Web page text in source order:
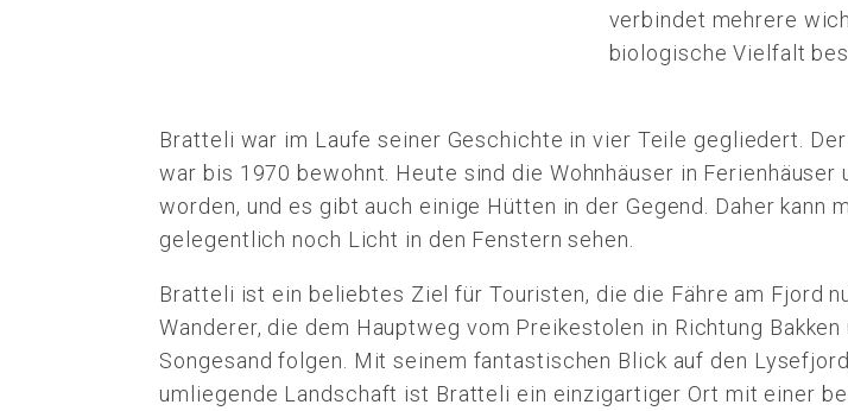
verbindet mehrere
biologische Vielfalt
Bratteli war im Laufe seiner Geschichte in vier Teile gegliedert.
war bis 1970 bewohnt. Heute sind die Wohnhäuser in Ferienhäuser
worden, und es gibt auch einige Hütten in der Gegend. Daher kann
gelegentlich noch Licht in den Fenstern sehen.
Bratteli ist ein beliebtes Ziel für Touristen, die die Fähre am Fjord
Wanderer, die dem Hauptweg vom Preikestolen in Richtung Bakken
Songesand folgen. Mit seinem fantastischen Blick auf den
umliegende Landschaft ist Bratteli ein einzigartiger Ort mit einer